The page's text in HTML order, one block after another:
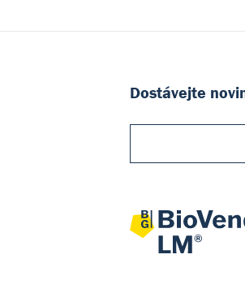
Dostávejte